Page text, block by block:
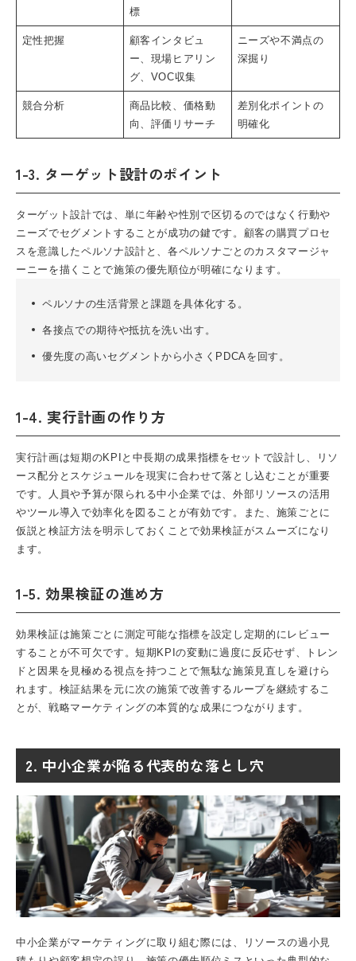
標
定性把握
顧客インタビュ
ー、現場ヒアリン
グ、VOC収集
ニーズや不満点の
深掘り
競合分析
商品比較、価格動
向、評価リサーチ
差別化ポイントの
明確化
1-3. ターゲット設計のポイント
ターゲット設計では、単に年齢や性別で区切るのではなく行動や
ニーズでセグメントすることが成功の鍵です。顧客の購買プロセ
スを意識したペルソナ設計と、各ペルソナごとのカスタマージャ
ーニーを描くことで施策の優先順位が明確になります。
ペルソナの生活背景と課題を具体化する。
各接点での期待や抵抗を洗い出す。
優先度の高いセグメントから小さくPDCAを回す。
1-4. 実行計画の作り方
実行計画は短期のKPIと中長期の成果指標をセットで設計し、リソ
ース配分とスケジュールを現実に合わせて落とし込むことが重要
です。人員や予算が限られる中小企業では、外部リソースの活用
やツール導入で効率化を図ることが有効です。また、施策ごとに
仮説と検証方法を明示しておくことで効果検証がスムーズになり
ます。
1-5. 効果検証の進め方
効果検証は施策ごとに測定可能な指標を設定し定期的にレビュー
することが不可欠です。短期KPIの変動に過度に反応せず、トレン
ドと因果を見極める視点を持つことで無駄な施策見直しを避けら
れます。検証結果を元に次の施策で改善するループを継続するこ
とが、戦略マーケティングの本質的な成果につながります。
2. 中小企業が陥る代表的な落とし穴
中小企業がマーケティングに取り組む際には、リソースの過小見